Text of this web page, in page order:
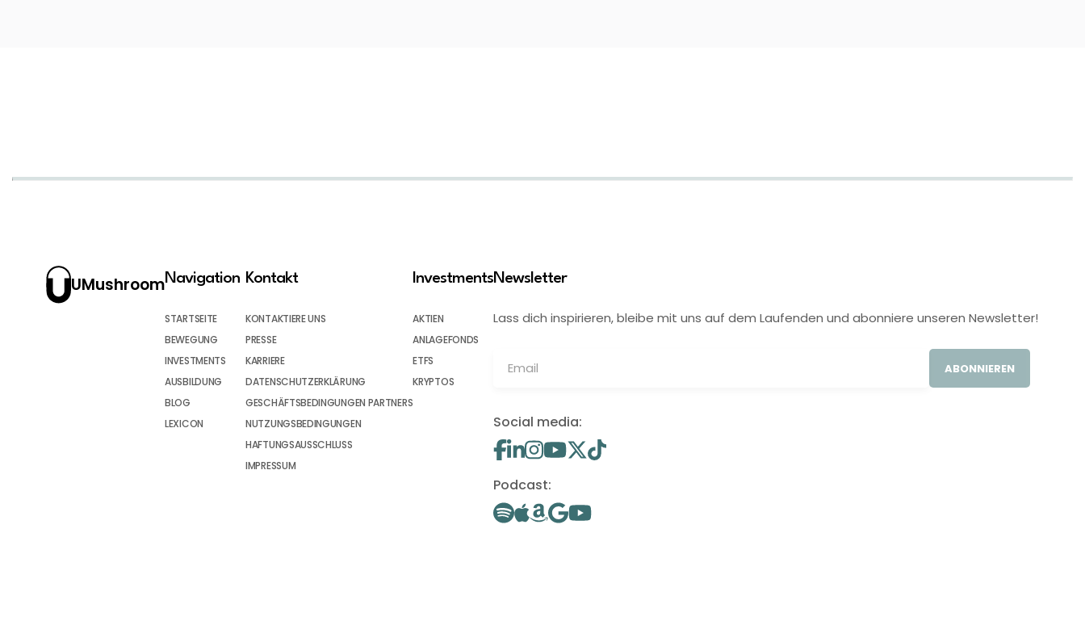
UMushroomNavigation
STARTSEITE
BEWEGUNG
INVESTMENTS
AUSBILDUNG
BLOG
LEXICON
Kontakt
KONTAKTIERE UNS
PRESSE
KARRIERE
DATENSCHUTZERKLÄRUNG
GESCHÄFTSBEDINGUNGEN PARTNERS
NUTZUNGSBEDINGUNGEN
HAFTUNGSAUSSCHLUSS
IMPRESSUM
Investments
AKTIEN
ANLAGEFONDS
ETFS
KRYPTOS
Newsletter
Lass dich inspirieren, bleibe mit uns auf dem Laufenden und abonniere unseren Newsletter!
ABONNIEREN
Social media:
Podcast: